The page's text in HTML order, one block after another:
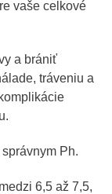
vaše celkové
a brániť
tráveniu a
Ph.
6,5 až 7,5,